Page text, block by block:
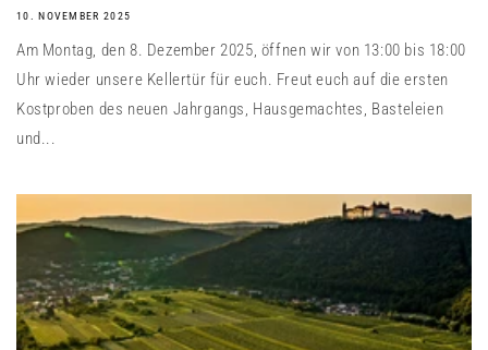
10. NOVEMBER 2025
Am Montag, den 8. Dezember 2025, öffnen wir von 13:00 bis 18:00
Uhr wieder unsere Kellertür für euch. Freut euch auf die ersten
Kostproben des neuen Jahrgangs, Hausgemachtes, Basteleien
und...